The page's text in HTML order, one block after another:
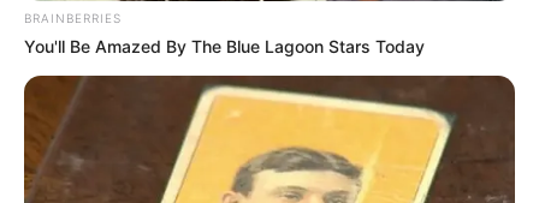
BRAINBERRIES
You'll Be Amazed By The Blue Lagoon Stars Today